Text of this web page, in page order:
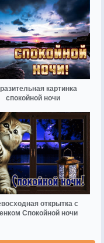
картинка
спокойной ночи
открытка с
Спокойной ночи